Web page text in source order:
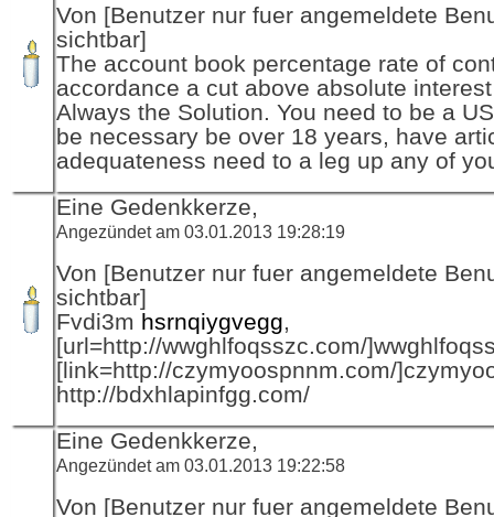
Von [Benutzer nur fuer angemeldete
sichtbar]
The account book percentage rate of
accordance a cut above absolute
Always the Solution. You need to be a
be necessary be over 18 years, have
adequateness need to a leg up any of
Eine Gedenkkerze,
Angezündet am 03.01.2013 19:28:19
Von [Benutzer nur fuer angemeldete
sichtbar]
Fvdi3m hsrnqiygvegg,
[url=http://wwghlfoqsszc.com/
[link=http://czymyoospnnm.com/
http://bdxhlapinfgg.com/
Eine Gedenkkerze,
Angezündet am 03.01.2013 19:22:58
Von [Benutzer nur fuer angemeldete